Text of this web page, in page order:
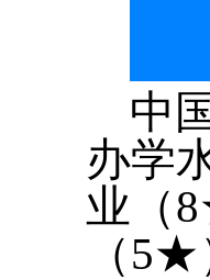
中
办学
业（
（